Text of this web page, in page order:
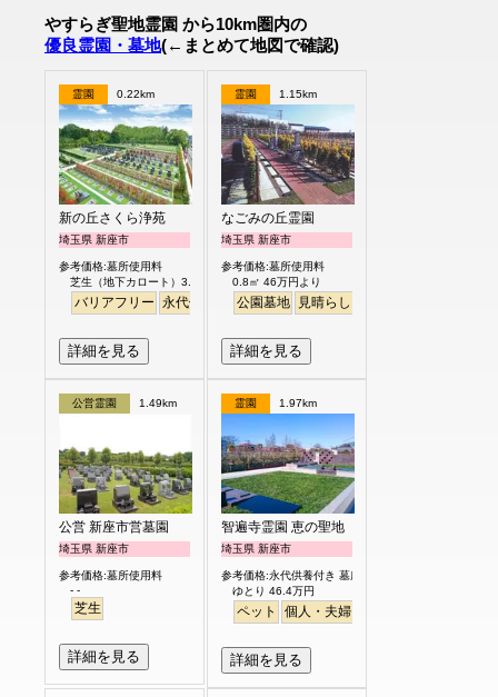
やすらぎ聖地霊園 から10km圏内の
優良霊園・墓地(←まとめて地図で確認)
霊園 0.22km
新の丘さくら浄苑
埼玉県 新座市
参考価格:墓所使用料
芝生（地下カロート）3.0㎡ 122.8万円より
バリアフリー 永代供養
詳細を見る
霊園 1.15km
なごみの丘霊園
埼玉県 新座市
参考価格:墓所使用料
0.8㎡ 46万円より
公園墓地 見晴らし・眺望
詳細を見る
公営霊園 1.49km
公営 新座市営墓園
埼玉県 新座市
参考価格:墓所使用料
- -
芝生
詳細を見る
霊園 1.97km
智遍寺霊園 恵の聖地
埼玉県 新座市
参考価格:永代供養付き 墓所使用料
ゆとり 46.4万円
ペット 個人・夫婦
詳細を見る